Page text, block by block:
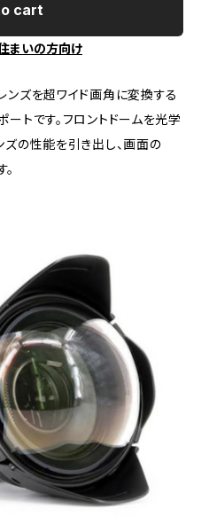
cart
まいの方向け
ンズを超ワイド画角に変換する
ートです。フロントドームを光学
ズの性能を引き出し、画面の